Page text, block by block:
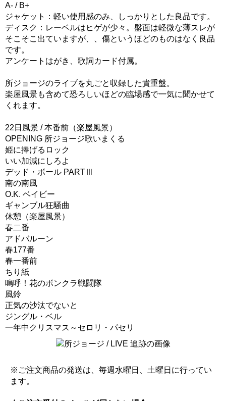
A- / B+
ジャケット：軽い使用感のみ、しっかりとした良品です。
ディスク：レーベルはヒゲが少々。盤面は軽微な薄スレが
そこそこ出ていますが、、傷というほどのものはなく良品
です。
アンケートはがき、歌詞カード付属。
所ジョージのライブを丸ごと収録した貴重盤。
楽屋風景も含めて恐ろしいほどの臨場感で一気に聞かせて
くれます。
22日風景 / 本番前（楽屋風景）
OPENING 所ジョージ歌いまくる
姫に捧げるロック
いい加減にしろよ
デッド・ボール PARTⅢ
南の南風
O.K. ベイビー
ギャンブル狂騒曲
休憩（楽屋風景）
春二番
アドバルーン
春177番
春一番前
ちり紙
嗚呼！花のボンクラ戦闘隊
風鈴
正気の沙汰でないと
ジングル・ベル
一年中クリスマス～セロリ・パセリ
※ご注文商品の発送は、毎週水曜日、土曜日に行ってい
ます。